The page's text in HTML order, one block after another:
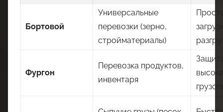
Бортовой
Универсальные
перевозки (зерно,
стройматериалы)
Фургон
Перевозка продуктов,
инвентаря